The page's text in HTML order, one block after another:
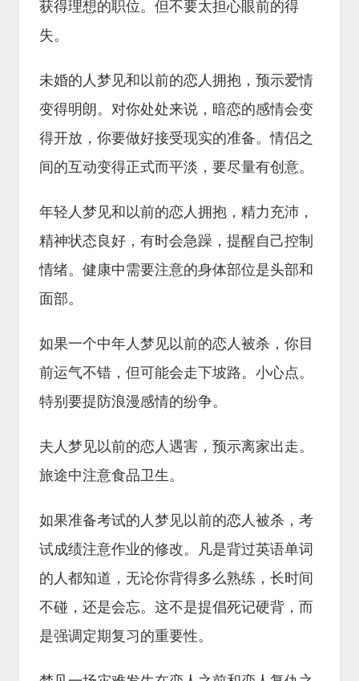
获得理想的职位。但不要太担心眼前的得
失。
未婚的人梦见和以前的恋人拥抱，预示爱情
变得明朗。对你处处来说，暗恋的感情会变
得开放，你要做好接受现实的准备。情侣之
间的互动变得正式而平淡，要尽量有创意。
年轻人梦见和以前的恋人拥抱，精力充沛，
精神状态良好，有时会急躁，提醒自己控制
情绪。健康中需要注意的身体部位是头部和
面部。
如果一个中年人梦见以前的恋人被杀，你目
前运气不错，但可能会走下坡路。小心点。
特别要提防浪漫感情的纷争。
夫人梦见以前的恋人遇害，预示离家出走。
旅途中注意食品卫生。
如果准备考试的人梦见以前的恋人被杀，考
试成绩注意作业的修改。凡是背过英语单词
的人都知道，无论你背得多么熟练，长时间
不碰，还是会忘。这不是提倡死记硬背，而
是强调定期复习的重要性。